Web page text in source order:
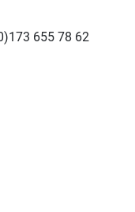
655 78 62